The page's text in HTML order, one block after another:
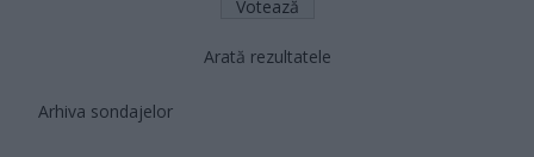
Arată rezultatele
Arhiva sondajelor